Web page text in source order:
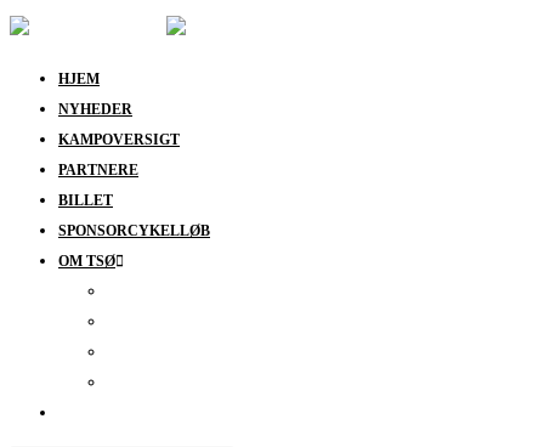
HJEM
NYHEDER
KAMPOVERSIGT
PARTNERE
BILLET
SPONSORCYKELLØB
OM TSØ